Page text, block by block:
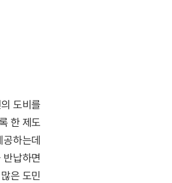
도비를
한 제도
하는데
납하면
은 도민